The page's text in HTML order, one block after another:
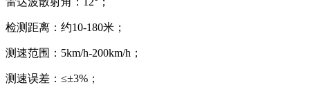
检测距离：约10-180米；
测速范围：5km/h-200km/h；
测速误差：≤±3%；